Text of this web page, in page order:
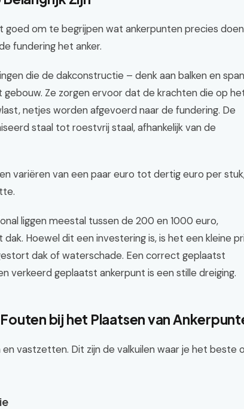
goed om te begrijpen wat ankerpunten precies
fundering het anker.
die de dakconstructie – denk aan balken en
Ze zorgen ervoor dat de krachten die op
netjes worden afgevoerd naar de fundering. De
staal tot roestvrij staal, afhankelijk van de
variëren van een paar euro tot dertig euro per
liggen meestal tussen de 200 en 1000 euro,
Hoewel dit een investering is, is het een kleine
dak of waterschade. Een correct geplaatst
verkeerd geplaatst ankerpunt is een stille dreiging.
bij het Plaatsen van
vastzetten. Dit zijn de valkuilen waar je het beste